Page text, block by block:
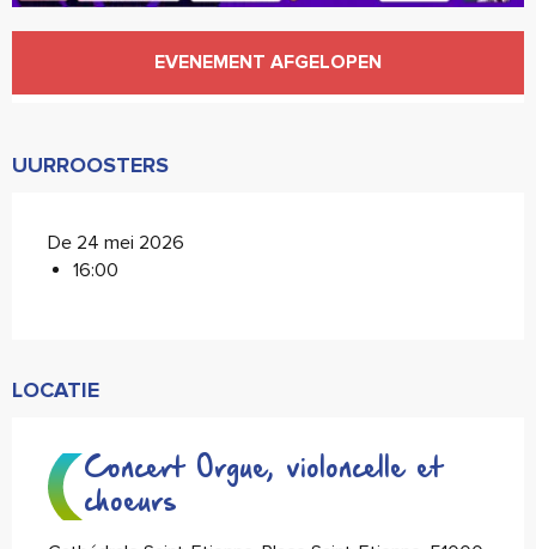
EVENEMENT AFGELOPEN
UURROOSTERS
De 24 mei 2026
16:00
LOCATIE
Concert Orgue, violoncelle et
choeurs